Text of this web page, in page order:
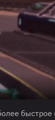
быстрое